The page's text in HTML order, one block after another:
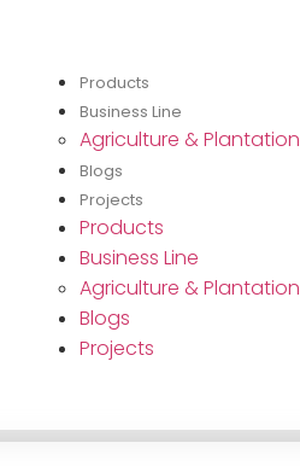
Products
Business Line
Agriculture & Plantation
Blogs
Projects
Products
Business Line
Agriculture & Plantation
Blogs
Projects